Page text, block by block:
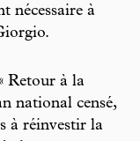
nécessaire à
Retour à la
national censé,
à réinvestir la